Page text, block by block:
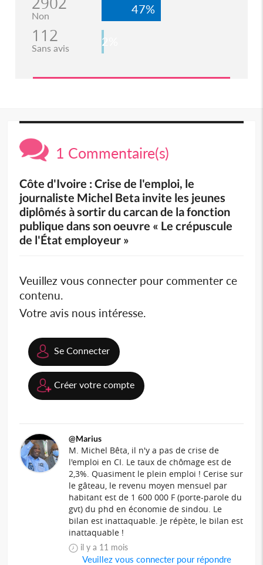
Non 47%
112
Sans avis 2%
1 Commentaire(s)
Côte d'Ivoire : Crise de l'emploi, le
journaliste Michel Beta invite les jeunes
diplômés à sortir du carcan de la fonction
publique dans son oeuvre « Le crépuscule
de l'État employeur »
Veuillez vous connecter pour commenter ce
contenu.
Votre avis nous intéresse.
Se Connecter
Créer votre compte
@Marius
M. Michel Bêta, il n'y a pas de crise de
l'emploi en CI. Le taux de chômage est de
2,3%. Quasiment le plein emploi ! Cerise sur
le gâteau, le revenu moyen mensuel par
habitant est de 1 600 000 F (porte-parole du
gvt) du phd en économie de sindou. Le
bilan est inattaquable. Je répète, le bilan est
inattaquable !
il y a 11 mois
Veuillez vous connecter pour répondre